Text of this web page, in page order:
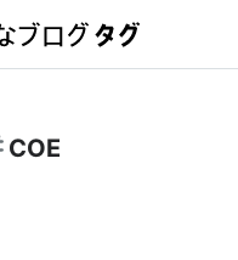
COE